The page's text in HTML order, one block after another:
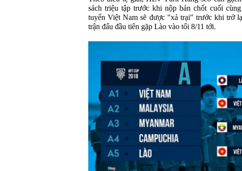
sách triệu tập trước khi nộp bản chốt cuối
tuyển Việt Nam sẽ được "xả trại" trước khi trở
trận đấu đầu tiên gặp Lào vào tối 8/11 tới.